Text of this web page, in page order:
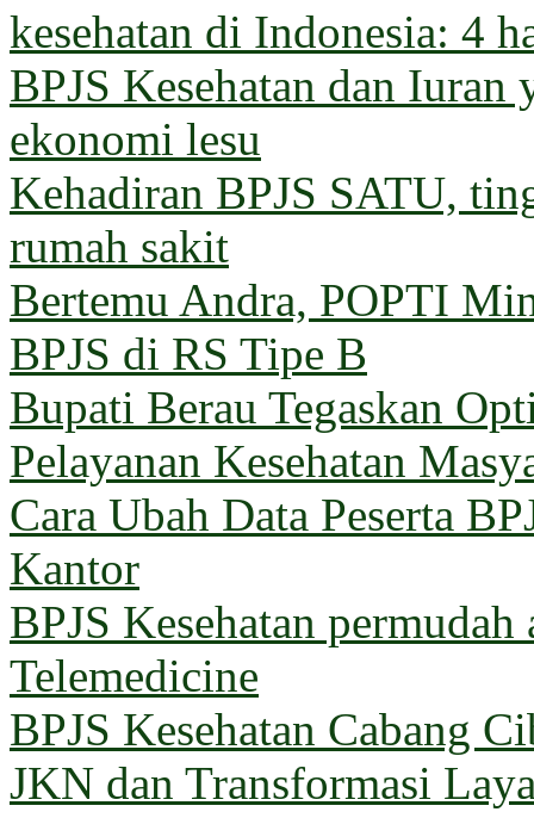
kesehatan di Indonesia: 4
BPJS Kesehatan dan
ekonomi lesu
Kehadiran BPJS SATU,
rumah sakit
Bertemu Andra, POPTI
BPJS di RS Tipe B
Bupati Berau Tegaskan
Pelayanan Kesehatan
Cara Ubah Data Peserta
Kantor
BPJS Kesehatan
Telemedicine
BPJS Kesehatan Cabang
JKN dan Transformasi